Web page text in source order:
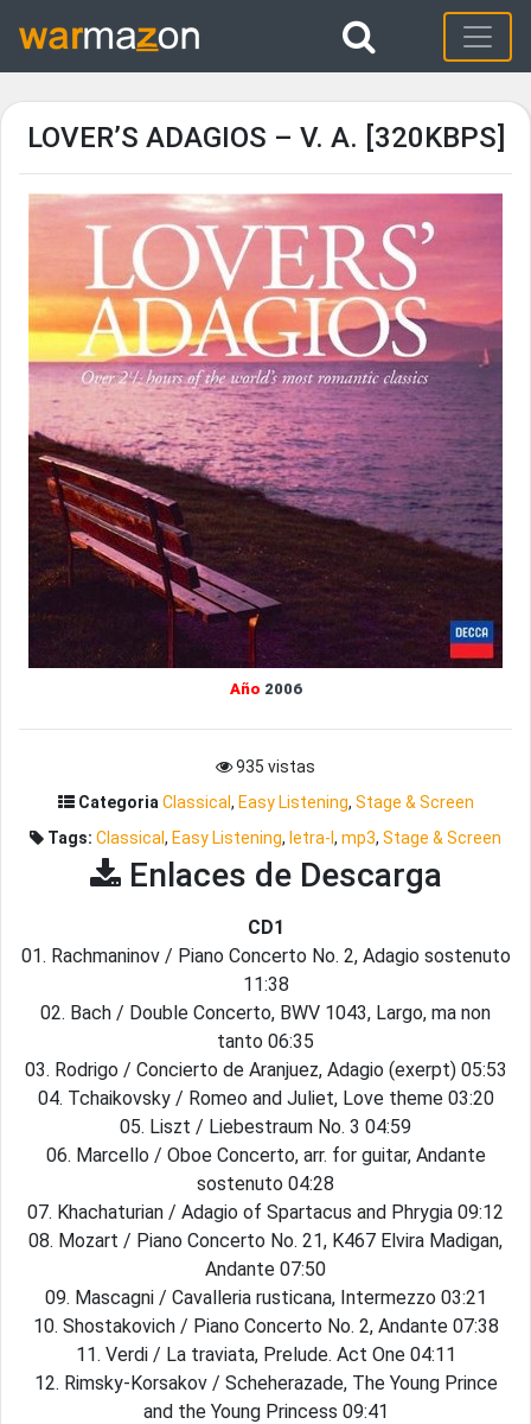
LOVER’S ADAGIOS – V. A. [320KBPS]
Año 2006
935 vistas
Categoria Classical , Easy Listening, Stage & Screen
Tags: Classical , Easy Listening, letra-l , mp3, Stage & Screen
Enlaces de Descarga
CD1
01. Rachmaninov / Piano Concerto No. 2, Adagio sostenuto
11:38
02. Bach / Double Concerto, BWV 1043, Largo, ma non
tanto 06:35
03. Rodrigo / Concierto de Aranjuez, Adagio (exerpt) 05:53
04. Tchaikovsky / Romeo and Juliet, Love theme 03:20
05. Liszt / Liebestraum No. 3 04:59
06. Marcello / Oboe Concerto, arr. for guitar, Andante
sostenuto 04:28
07. Khachaturian / Adagio of Spartacus and Phrygia 09:12
08. Mozart / Piano Concerto No. 21, K467 Elvira Madigan,
Andante 07:50
09. Mascagni / Cavalleria rusticana, Intermezzo 03:21
10. Shostakovich / Piano Concerto No. 2, Andante 07:38
11. Verdi / La traviata, Prelude. Act One 04:11
12. Rimsky-Korsakov / Scheherazade, The Young Prince
and the Young Princess 09:41